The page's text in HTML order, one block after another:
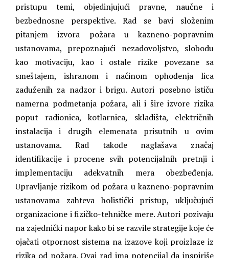
pristupu temi, objedinjujući pravne, naučne i
bezbednosne perspektive. Rad se bavi složenim
pitanjem izvora požara u kazneno-popravnim
ustanovama, prepoznajući nezadovoljstvo, slobodu
kao motivaciju, kao i ostale rizike povezane sa
smeštajem, ishranom i načinom ophođenja lica
zaduženih za nadzor i brigu. Autori posebno ističu
namerna podmetanja požara, ali i šire izvore rizika
poput radionica, kotlarnica, skladišta, električnih
instalacija i drugih elemenata prisutnih u ovim
ustanovama. Rad takođe naglašava značaj
identifikacije i procene svih potencijalnih pretnji i
implementaciju adekvatnih mera obezbeđenja.
Upravljanje rizikom od požara u kazneno-popravnim
ustanovama zahteva holistički pristup, uključujući
organizacione i fizičko-tehničke mere. Autori pozivaju
na zajednički napor kako bi se razvile strategije koje će
ojačati otpornost sistema na izazove koji proizlaze iz
rizika od požara. Ovaj rad ima potencijal da inspiriše